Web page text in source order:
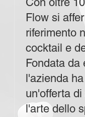
Flow si
riferimento
cocktail e
Fondata
l'azienda
un'offerta
l'arte dello